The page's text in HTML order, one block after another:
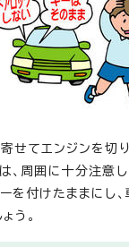
せてエンジンを切
、周囲に十分注意
を付けたままにし
う。